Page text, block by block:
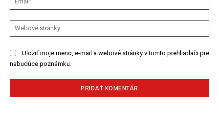
Uložiť moje meno, e-mail a webové stránky v tomto prehliadači pre
nabudúce poznámku.